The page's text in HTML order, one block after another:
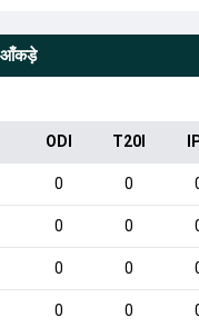
आँकड़े
ODI T20I
0 0
0 0
0 0
0 0